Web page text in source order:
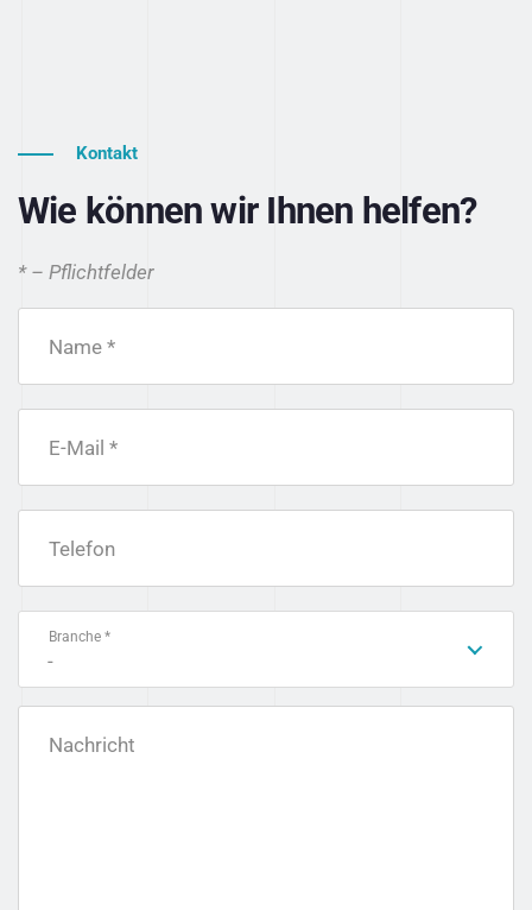
Kontakt
Wie können wir Ihnen helfen?
* – Pflichtfelder
Name *
E-Mail *
Telefon
Branche *
-
Nachricht